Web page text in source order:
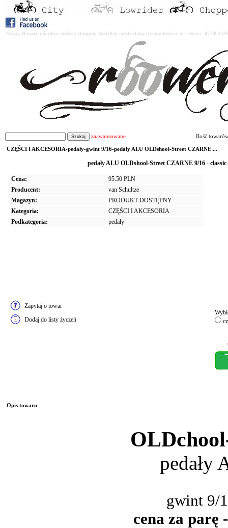
Witaj. Rowery miejskie, cruiser, chopper, lowrider, amsterdam, custom kupisz tu i teraz : 07-08-
zaawansowane Ilość
CZĘŚCI I AKCESORIA-pedały-gwint 9/16-pedały ALU OLDshool-Street CZARNE ...
pedały ALU OLDshool-Street CZARNE 9/16 -
Cena:
95.50 PLN
Producent:
van Schultze
Magazyn:
PRODUKT DOSTĘPNY
Kategoria:
CZĘŚCI I AKCESORIA
Podkategoria:
pedały
Zapytaj o towar
Dodaj do listy życzeń
Opis towaru
pedały
gwint 9/
cena za parę